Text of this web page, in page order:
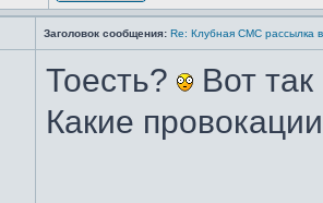
Заголовок сообщения: Re: Клубная СМС рассылка
Тоесть?
Вот
Какие